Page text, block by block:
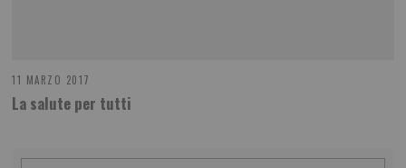
11 MARZO 2017
La salute per tutti